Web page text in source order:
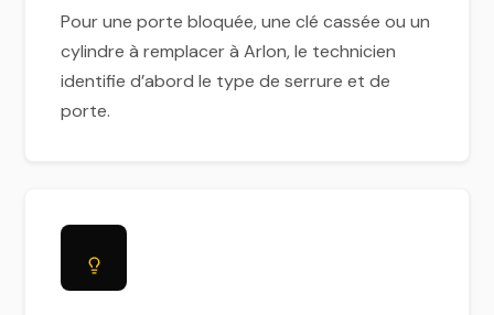
Pour une porte bloquée, une clé cassée ou un
cylindre à remplacer à Arlon, le technicien
identifie d’abord le type de serrure et de
porte.